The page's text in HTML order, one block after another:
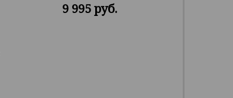
9 995 руб.